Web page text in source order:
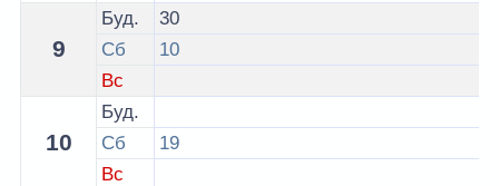
9
Буд.
30
Сб
10
Вс
10
Буд.
Сб
19
Вс